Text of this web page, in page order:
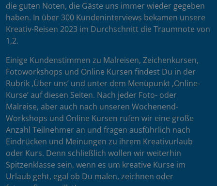
die guten Noten, die Gäste uns immer wieder gegeben
haben. In über 300 Kundeninterviews bekamen unsere
Kreativ-Reisen 2023 im Durchschnitt die Traumnote von
1,2.
Einige Kundenstimmen zu Malreisen, Zeichenkursen,
Fotoworkshops und Online Kursen findest Du in der
Rubrik ‚Über uns’ und unter dem Menüpunkt ‚Online-
Kurse’ auf diesen Seiten. Nach jeder Foto- oder
Malreise, aber auch nach unseren Wochenend-
Workshops und Online Kursen rufen wir eine große
Anzahl Teilnehmer an und fragen ausführlich nach
Eindrücken und Meinungen zu ihrem Kreativurlaub
oder Kurs. Denn schließlich wollen wir weiterhin
Spitzenklasse sein, wenn es um kreative Kurse im
Urlaub geht, egal ob Du malen, zeichnen oder